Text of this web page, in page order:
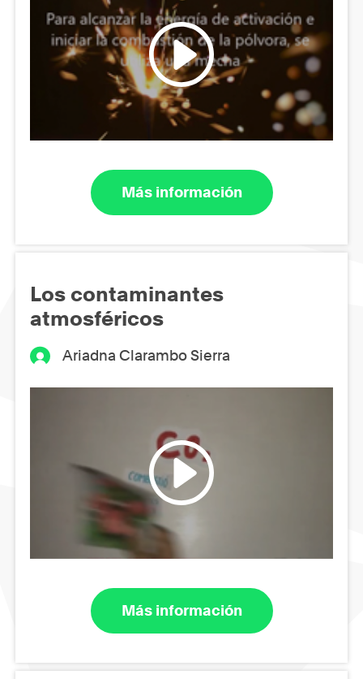
Más información
Los contaminantes
atmosféricos
Ariadna Clarambo Sierra
Más información